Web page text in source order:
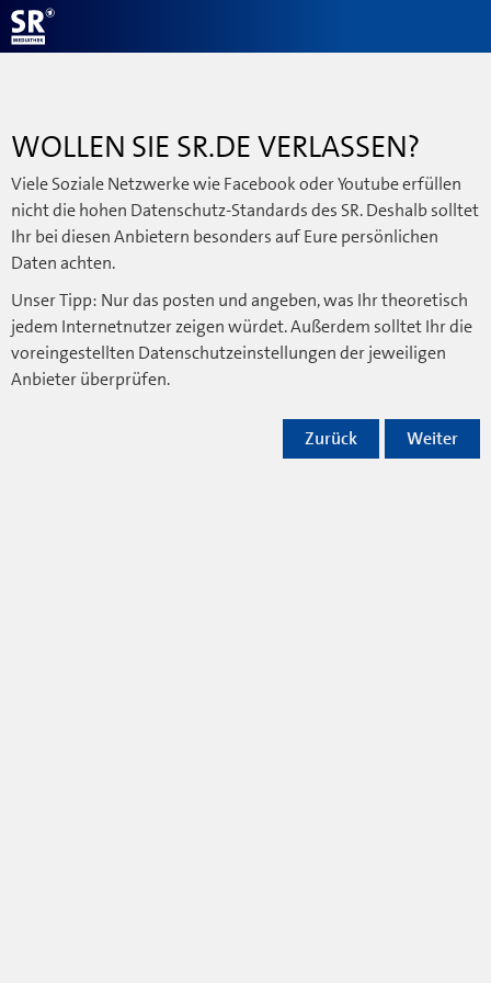
WOLLEN SIE SR.DE VERLASSEN?
Viele Soziale Netzwerke wie Facebook oder Youtube erfüllen
nicht die hohen Datenschutz-Standards des SR. Deshalb solltet
Ihr bei diesen Anbietern besonders auf Eure persönlichen
Daten achten.
Unser Tipp: Nur das posten und angeben, was Ihr theoretisch
jedem Internetnutzer zeigen würdet. Außerdem solltet Ihr die
voreingestellten Datenschutzeinstellungen der jeweiligen
Anbieter überprüfen.
Weiter
Zurück